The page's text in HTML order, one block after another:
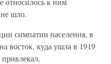
шло.
симпатии населения, в
восток, куда ушла в 1919